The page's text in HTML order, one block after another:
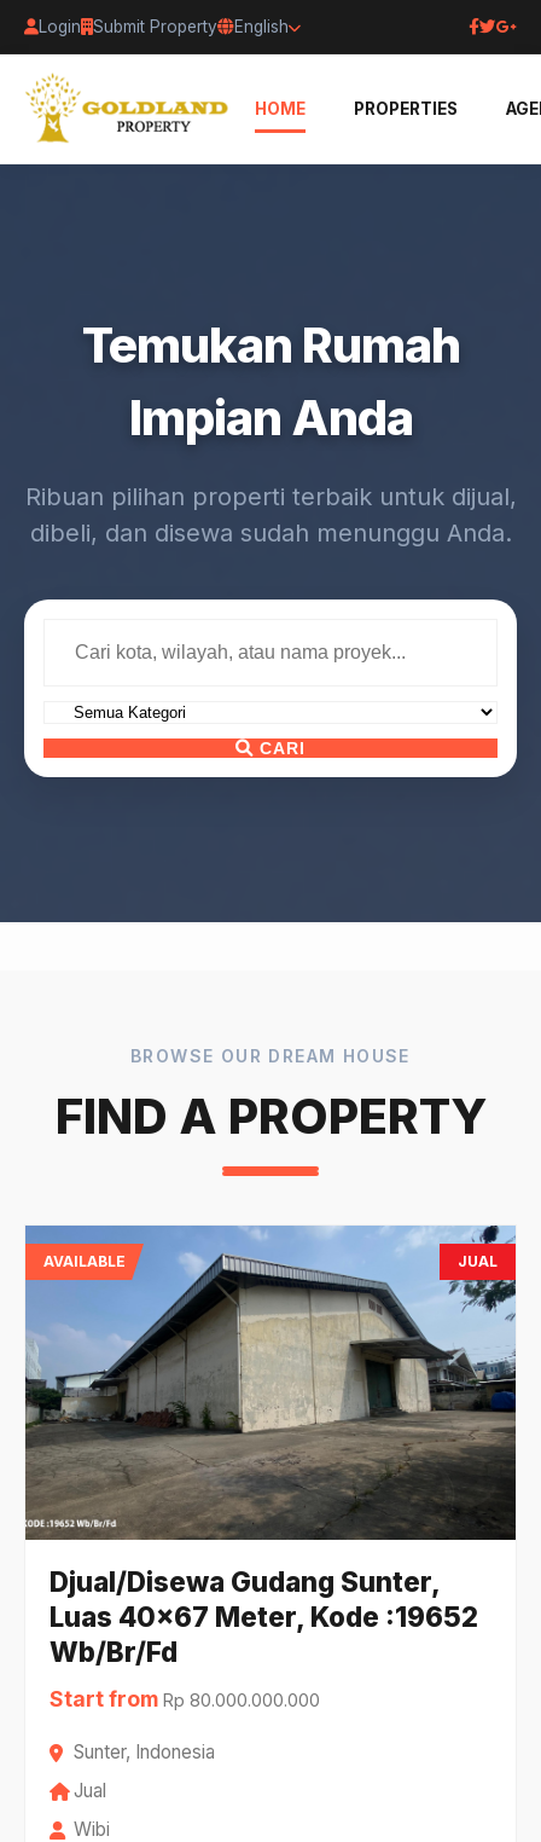
Login Submit Property English
HOME PROPERTIES
Temukan Rumah
Impian Anda
Ribuan pilihan properti terbaik untuk dijual,
dibeli, dan disewa sudah menunggu Anda.
CARI
BROWSE OUR DREAM HOUSE
FIND A PROPERTY
AVAILABLE JUAL
Djual/Disewa Gudang Sunter,
Luas 40x67 Meter, Kode :19652
Wb/Br/Fd
Start from Rp 80.000.000.000
Sunter, Indonesia
Jual
Wibi